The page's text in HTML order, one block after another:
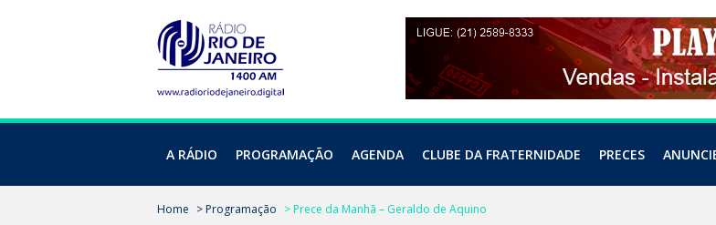
A RÁDIO PROGRAMAÇÃO AGENDA CLUBE DA FRATERNIDADE PRECES
Home > Programação > Prece da Manhã – Geraldo de Aquino